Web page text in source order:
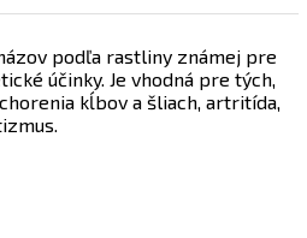
podľa rastliny známej pre
účinky. Je vhodná pre tých,
kĺbov a šliach, artritída,